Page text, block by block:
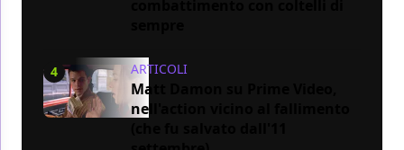
4 ARTICOLI
Matt Damon su Prime Video,
nell'action vicino al fallimento